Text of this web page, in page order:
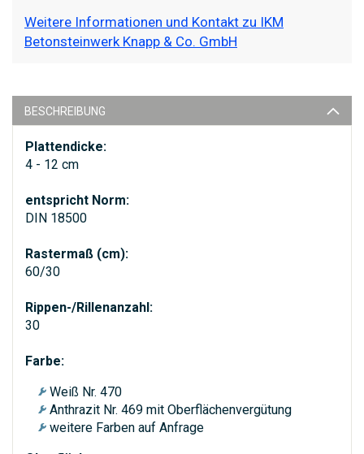
Weitere Informationen und Kontakt zu IKM
Betonsteinwerk Knapp & Co. GmbH
BESCHREIBUNG
Plattendicke:
4 - 12 cm
entspricht Norm:
DIN 18500
Rastermaß (cm):
60/30
Rippen-/Rillenanzahl:
30
Farbe:
Weiß Nr. 470
Anthrazit Nr. 469 mit Oberflächenvergütung
weitere Farben auf Anfrage